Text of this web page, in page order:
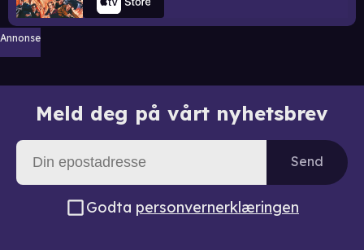
Annonse
Meld deg på vårt nyhetsbrev
Send
Godta personvernerklæringen